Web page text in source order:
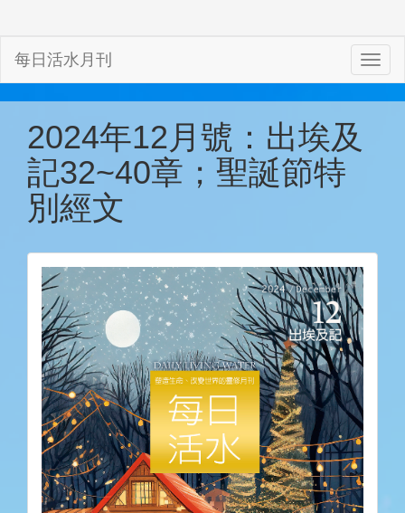
每日活水月刊
2024年12月號：出埃及
記32~40章；聖誕節特
別經文